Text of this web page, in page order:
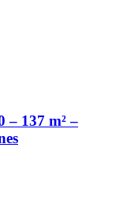
– 137 m² –